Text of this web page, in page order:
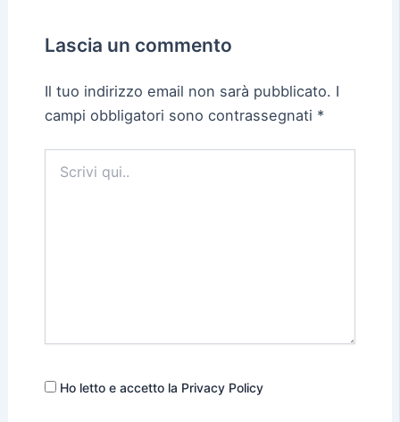
Lascia un commento
Il tuo indirizzo email non sarà pubblicato. I
campi obbligatori sono contrassegnati *
qui..
Ho letto e accetto la Privacy Policy